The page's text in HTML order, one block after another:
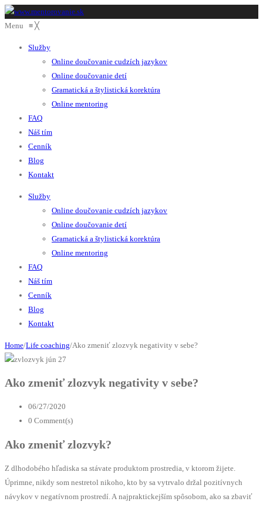
Menu ≡ ╳
Služby
Online doučovanie cudzích jazykov
Online doučovanie detí
Gramatická a štylistická korektúra
Online mentoring
FAQ
Náš tím
Cenník
Blog
Kontakt
Služby
Online doučovanie cudzích jazykov
Online doučovanie detí
Gramatická a štylistická korektúra
Online mentoring
FAQ
Náš tím
Cenník
Blog
Kontakt
Home/Life coaching/Ako zmeniť zlozvyk negativity v sebe?
jún 27
Ako zmeniť zlozvyk negativity v sebe?
06/27/2020
0 Comment(s)
Ako zmeniť zlozvyk?
Z dlhodobého hľadiska sa stávate produktom prostredia, v ktorom žijete.
Úprimne, nikdy som nestretol nikoho, kto by sa vytrvalo držal pozitívnych
návykov v negatívnom prostredí. A najpraktickejším spôsobom, ako sa zbaviť